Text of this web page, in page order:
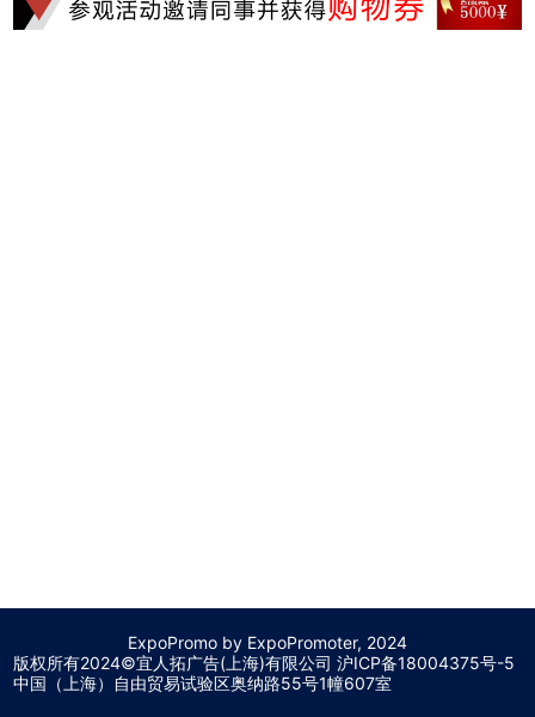
ExpoPromo by ExpoPromoter, 2024
版权所有2024©宜人拓广告(上海)有限公司 沪ICP备18004375号-5
中国（上海）自由贸易试验区奥纳路55号1幢607室